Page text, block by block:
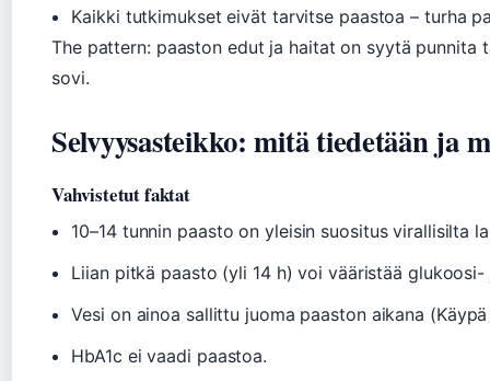
Kaikki tutkimukset eivät tarvitse paastoa – turha
The pattern: paaston edut ja haitat on syytä punnita
sovi.
Selvyysasteikko: mitä tiedetään ja
Vahvistetut faktat
10–14 tunnin paasto on yleisin suositus virallisilta
Liian pitkä paasto (yli 14 h) voi vääristää
Vesi on ainoa sallittu juoma paaston aikana
HbA1c ei vaadi paastoa.